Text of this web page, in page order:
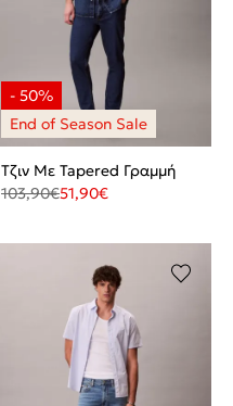
Τζιν Με Tapered Γραμμή
103,90€51,90€